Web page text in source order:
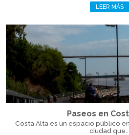
LEER MÁS
Paseos en
Costa Alta es un espacio público
ciudad que...